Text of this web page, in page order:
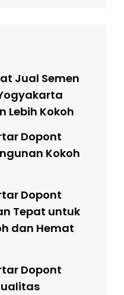
Jual Semen
Lebih Kokoh
Dopont
Kokoh
Dopont
Tepat untuk
dan Hemat
Dopont